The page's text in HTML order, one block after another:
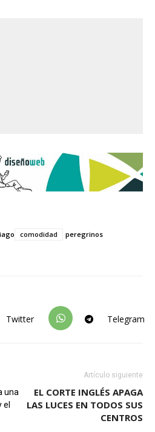
comodidad
peregrinos
Twitter Telegram
una
Artículo siguiente
EL CORTE INGLÉS APAGA
LAS LUCES EN TODOS SUS
CENTROS